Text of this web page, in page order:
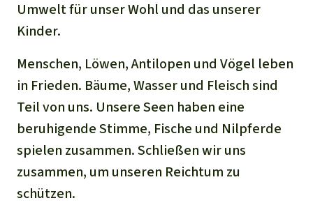
Umwelt für unser Wohl und das unserer
Kinder.
Menschen, Löwen, Antilopen und Vögel leben
in Frieden. Bäume, Wasser und Fleisch sind
Teil von uns. Unsere Seen haben eine
beruhigende Stimme, Fische und Nilpferde
spielen zusammen. Schließen wir uns
zusammen, um unseren Reichtum zu
schützen.